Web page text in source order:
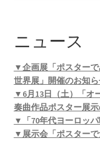
ニュース
▼企画展「ポスタ
世界展」開催のお知
▼6月13日（土）「オ
奏曲作品ポスター展
▼「70年代ヨーロッ
▼展示会「ポスター